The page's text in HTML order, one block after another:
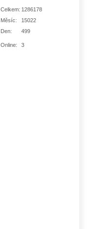
Online: 3
Celkem: 1286178
Měsíc:
15022
Den:
499